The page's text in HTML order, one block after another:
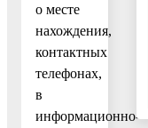
о месте
нахождения,
контактных
телефонах,
в
информационно-